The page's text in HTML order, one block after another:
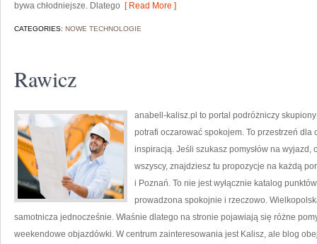
bywa chłodniejsze. Dlatego [ Read More ]
CATEGORIES: NOWE TECHNOLOGIE
Rawicz
anabell-kalisz.pl to portal podróżniczy
potrafi oczarować spokojem. To przestrzeń dla
inspiracją. Jeśli szukasz pomysłów na
wszyscy, znajdziesz tu propozycje na każdą
i Poznań. To nie jest wyłącznie katalog
prowadzona spokojnie i rzeczowo.
samotnicza jednocześnie. Właśnie dlatego na stronie pojawiają się różne
weekendowe objazdówki. W centrum zainteresowania jest Kalisz, ale blog